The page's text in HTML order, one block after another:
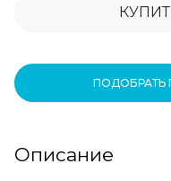
ПОДОБРАТЬ
Описание